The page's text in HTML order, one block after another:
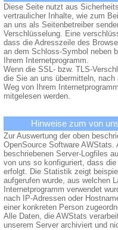
Diese Seite nutzt aus
vertraulicher Inhalte, wie zum
an uns als Seitenbetreiber
Verschlüsselung. Eine
dass die Adresszeile des
an dem Schloss-Symbol neben
Ihrem Internetprogramm.
Wenn die SSL- bzw. TLS-
die Sie an uns übermitteln,
Weg von Ihrem
mitgelesen werden.
Hinweise zum von
Zur Auswertung der oben
OpenSource Software
beschriebenen Server-Logfiles
von uns so konfiguriert, dass
erfolgt. Die Statistik zeigt
aufgerufen wurde, aus welchen
Internetprogramm verwendet
nach IP-Adressen oder
einer konkreten Person
Alle Daten, die AWStats
unserem Server archiviert und